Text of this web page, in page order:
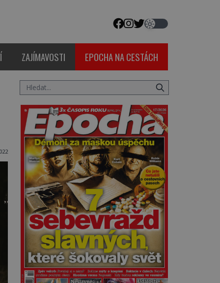
ZAJÍMAVOSTI EPOCHA NA CESTÁCH